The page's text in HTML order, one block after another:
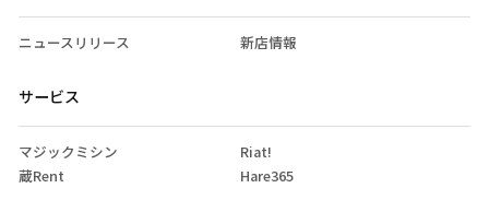
ニュースリリース 新店情報
サービス
マジックミシン
Riat!
蔵Rent
Hare365